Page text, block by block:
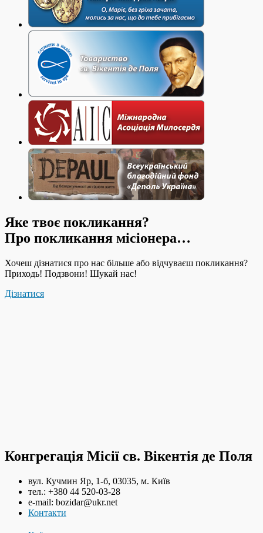
Яке твоє покликання?
Про покликання місіонера…
Хочеш дізнатися про нас більше або відчуваєш покликання?
Приходь! Подзвони! Шукай нас!
Дізнатися
Конгрегація Місії св. Вікентія де Поля
вул. Кучмин Яр, 1-б, 03035, м. Київ
тел.: +380 44 520-03-28
e-mail: bozidar@ukr.net
Контакти